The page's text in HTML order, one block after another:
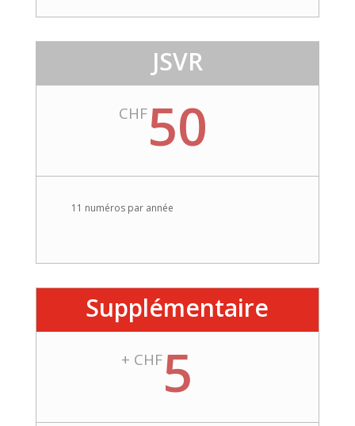
JSVR
CHF50
11 numéros par année
Supplémentaire
+ CHF5